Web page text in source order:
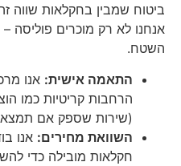
ביטוח שמבין בחקלאות שווה
אנחנו לא רק מוכרים פוליסה
השטח.
התאמה אישית: אנו
הרחבות קריטיות כמו
(שירות שספק אם
השוואת מחירים: אנו
חקלאות מובילה כדי